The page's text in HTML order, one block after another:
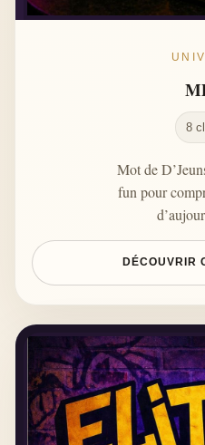
8
Mot de
fun pour
DÉCOUVRIR